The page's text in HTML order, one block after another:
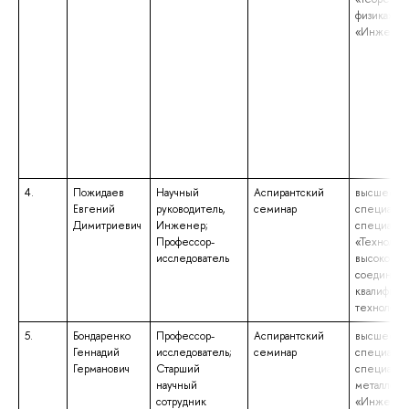
физика»,
4.
Пожидаев
Евгений
Димитриевич
Научный
руководитель,
Инженер;
Профессор-
исследователь
Аспирантский
семинар
высшее
технолог»
5.
Бондаренко
Геннадий
Германович
Профессор-
исследователь;
Старший
научный
сотрудник
Аспирантский
семинар
высшее